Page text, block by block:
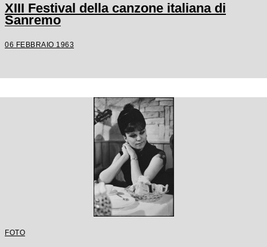
XIII Festival della canzone italiana di
Sanremo
06 FEBBRAIO 1963
FOTO